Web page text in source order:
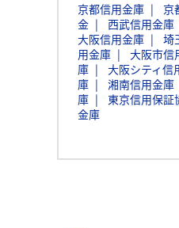
京都信用金庫 京
金
西武信用金庫
大阪信用金庫
埼
用金庫
大阪市信
庫
大阪シティ信
庫
湘南信用金庫
庫
東京信用保証
金庫